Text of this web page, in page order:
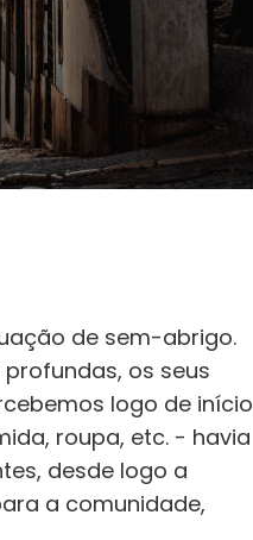
de sem-abrigo.
os seus
logo de início
roupa, etc. - havia
desde logo a
a comunidade,